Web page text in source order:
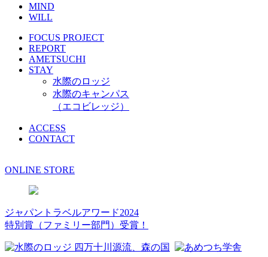
MIND
WILL
FOCUS PROJECT
REPORT
AMETSUCHI
STAY
水際のロッジ
水際のキャンパス
（エコビレッジ）
ACCESS
CONTACT
ONLINE STORE
ジャパントラベルアワード2024
特別賞（ファミリー部門）受賞！